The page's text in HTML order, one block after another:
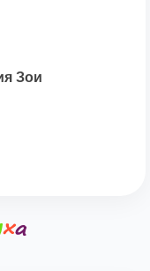
Зои